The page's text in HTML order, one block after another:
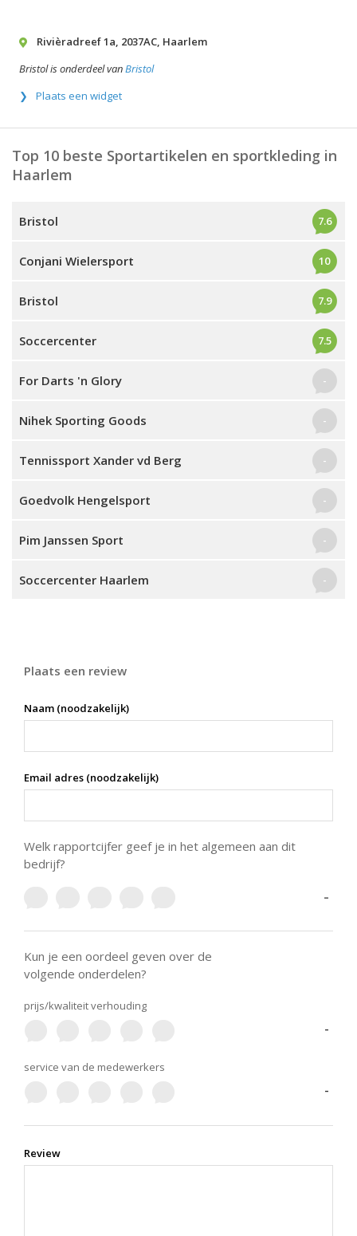
Rivièradreef 1a, 2037AC, Haarlem
Bristol is onderdeel vanBristol
Plaats een widget
Top 10 beste Sportartikelen en sportkleding in
Haarlem
Bristol 7.6
Conjani Wielersport 10
Bristol 7.9
Soccercenter 7.5
For Darts 'n Glory -
Nihek Sporting Goods -
Tennissport Xander vd Berg -
Goedvolk Hengelsport -
Pim Janssen Sport -
Soccercenter Haarlem -
Plaats een review
Naam (noodzakelijk)
Email adres (noodzakelijk)
Welk rapportcijfer geef je in het algemeen aan dit
bedrijf?
-
Kun je een oordeel geven over de
volgende onderdelen?
prijs/kwaliteit verhouding
-
service van de medewerkers
-
Review